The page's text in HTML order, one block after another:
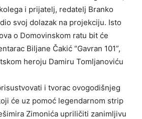
i prijatelj, redatelj Branko
svoj dolazak na projekciju. Isto
o Domovinskom ratu bit će
Biljane Čakić “Gavran 101”,
heroju Damiru Tomljanoviću
i tvorac ovogodišnjeg
će uz pomoć legendarnom strip
Zimonića upriličiti zanimljivu